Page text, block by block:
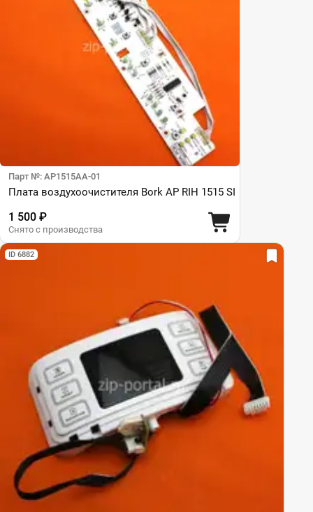
Парт №: AP1515AA-01
Плата воздухоочистителя Bork AP RIH 1515 SI
1 500 ₽
Снято с производства
ID 6882